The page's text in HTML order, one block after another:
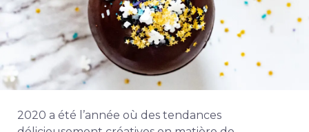
2020 a été l’année où des tendances